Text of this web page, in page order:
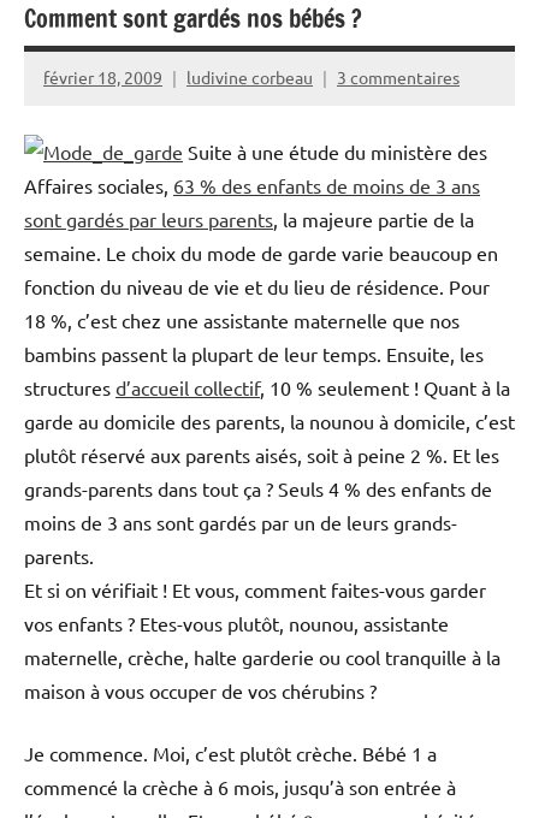
Comment sont gardés nos bébés ?
février 18, 2009 ludivine corbeau 3 commentaires
Suite à une étude du ministère des
Affaires sociales, 63 % des enfants de moins de 3 ans
sont gardés par leurs parents , la majeure partie de la
semaine. Le choix du mode de garde varie beaucoup en
fonction du niveau de vie et du lieu de résidence. Pour
18 %, c’est chez une assistante maternelle que nos
bambins passent la plupart de leur temps. Ensuite, les
structures d’accueil collectif, 10 % seulement ! Quant à la
garde au domicile des parents, la nounou à domicile, c’est
plutôt réservé aux parents aisés, soit à peine 2 %. Et les
grands-parents dans tout ça ? Seuls 4 % des enfants de
moins de 3 ans sont gardés par un de leurs grands-
parents.
Et si on vérifiait ! Et vous, comment faites-vous garder
vos enfants ? Etes-vous plutôt, nounou, assistante
maternelle, crèche, halte garderie ou cool tranquille à la
maison à vous occuper de vos chérubins ?
Je commence. Moi, c’est plutôt crèche. Bébé 1 a
commencé la crèche à 6 mois, jusqu’à son entrée à